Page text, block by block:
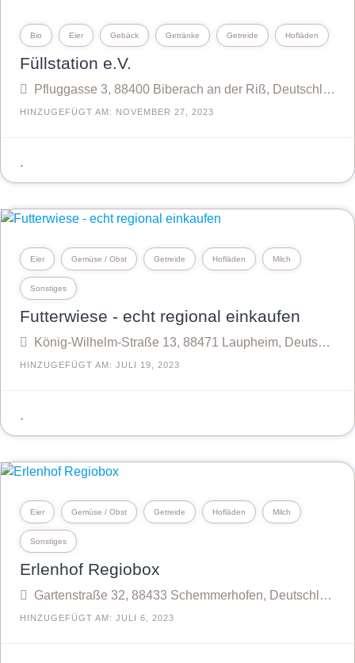
Bio Eier Gebäck Getränke Getreide Hofläden
Füllstation e.V.
Pfluggasse 3, 88400 Biberach an der Riß, Deutschland
HINZUGEFÜGT AM: NOVEMBER 27, 2023
Eier Gemüse / Obst Getreide Hofläden Milch
Sonstiges
Futterwiese - echt regional einkaufen
König-Wilhelm-Straße 13, 88471 Laupheim, Deutschland
HINZUGEFÜGT AM: JULI 19, 2023
Eier Gemüse / Obst Getreide Hofläden Milch
Sonstiges
Erlenhof Regiobox
Gartenstraße 32, 88433 Schemmerhofen, Deutschland
HINZUGEFÜGT AM: JULI 6, 2023